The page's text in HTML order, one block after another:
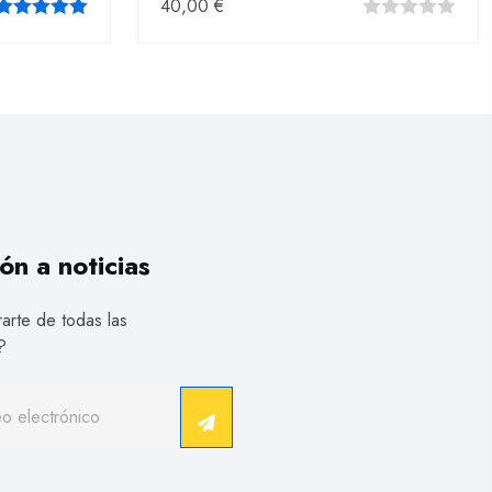
40,00 €
a noticias
de todas las